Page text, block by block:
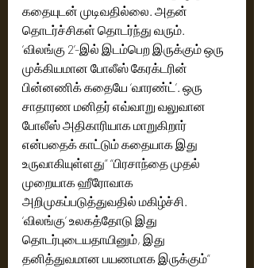
கதையுடன் முடிவதில்லை. அதன்
தொடர்ச்சிகள் தொடர்ந்து வரும்.
‘விலங்கு 2’-இல் இடம்பெற இருக்கும் ஒரு
முக்கியமான போலீஸ் கேரக்டரின்
பின்னணிக் கதையே ‘வாரண்ட்’. ஒரு
சாதாரண மனிதர் எவ்வாறு வலுவான
போலீஸ் அதிகாரியாக மாறுகிறார்
என்பதைக் காட்டும் கதையாக இது
உருவாகியுள்ளது” “பிரசாந்தை முதல்
முறையாக ஹீரோவாக
அறிமுகப்படுத்துவதில் மகிழ்ச்சி.
‘விலங்கு’ உலகத்தோடு இது
தொடர்புடையதாயினும், இது
தனித்துவமான பயணமாக இருக்கும்”